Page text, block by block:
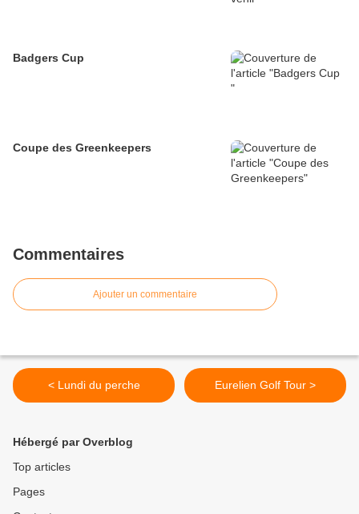
Badgers Cup
Coupe des Greenkeepers
Commentaires
Ajouter un commentaire
< Lundi du perche Eurelien Golf Tour >
Hébergé par Overblog
Top articles
Pages